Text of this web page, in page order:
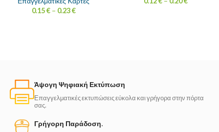
0.15€ – 0.23€
Άψογη Ψηφιακή Εκτύπωση
Επαγγελματικές εκτυπώσεις εύκολα και γρήγορα στην πόρτα
σας.
Γρήγορη Παράδοση.